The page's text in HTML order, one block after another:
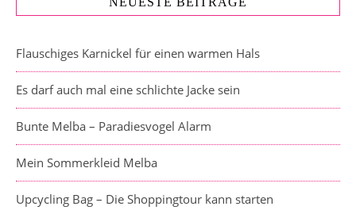
Flauschiges Karnickel für einen warmen Hals
Es darf auch mal eine schlichte Jacke sein
Bunte Melba – Paradiesvogel Alarm
Mein Sommerkleid Melba
Upcycling Bag – Die Shoppingtour kann starten